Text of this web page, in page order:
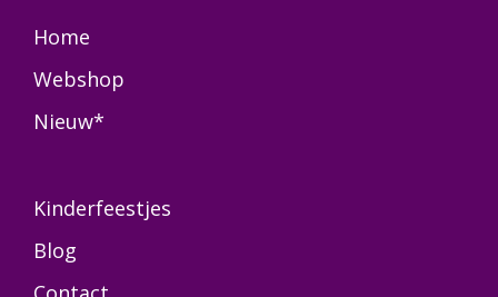
Home
Webshop
Nieuw*
Kinderfeestjes
Blog